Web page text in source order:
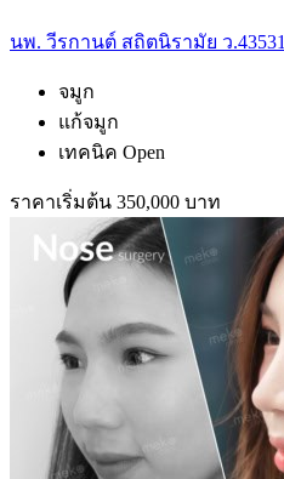
นพ. วีรกานต์ สถิตนิรามัย ว.43531
จมูก
แก้จมูก
เทคนิค Open
ราคาเริ่มต้น 350,000 บาท